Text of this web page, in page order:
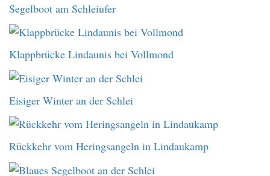
Segelboot am Schleiufer
Klappbrücke Lindaunis bei Vollmond
Eisiger Winter an der Schlei
Rückkehr vom Heringsangeln in Lindaukamp